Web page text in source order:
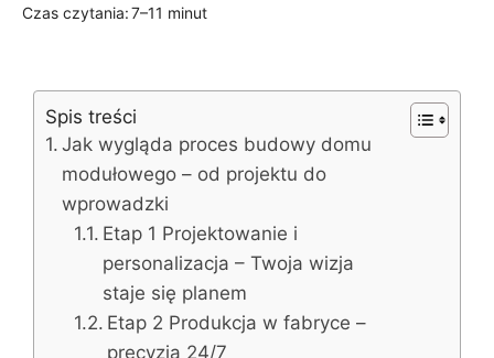
Czas czytania:7–11 minut
Spis treści
Jak wygląda proces budowy domu
modułowego – od projektu do
wprowadzki
Etap 1 Projektowanie i
personalizacja – Twoja wizja
staje się planem
Etap 2 Produkcja w fabryce –
precyzja 24/7